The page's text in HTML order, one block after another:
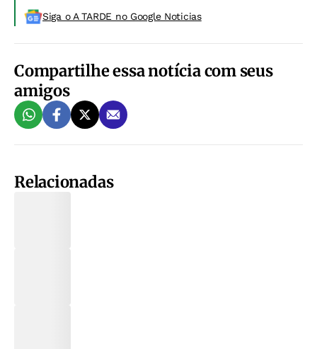
Siga o A TARDE no Google Noticias
Compartilhe essa notícia com seus
amigos
Relacionadas